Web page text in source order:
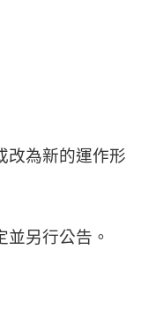
改為新的運作形
另行公告。